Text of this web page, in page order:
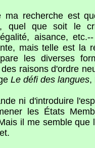
ma recherche est
quel que soit le
aisance,
mais telle est la
les diverses
raisons d'ordre
Le défi des langues,
ni d'introduire
les États
il me semble